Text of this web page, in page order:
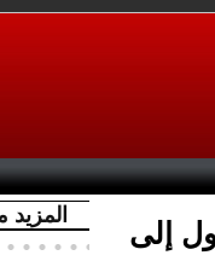
المزيد
إلى